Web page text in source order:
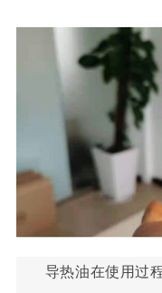
导热油在使用过